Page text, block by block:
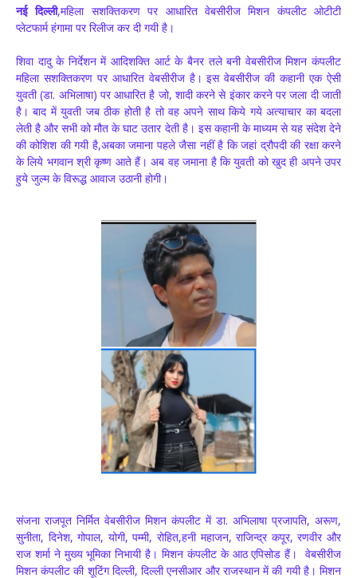
नई दिल्ली,महिला सशक्तिकरण पर आधारित वेबसीरीज मिशन कंपलीट ओटीटी
प्लेटफार्म हंगामा पर रिलीज कर दी गयी है।
शिवा दादु के निर्देशन में आदिशक्ति आर्ट के बैनर तले बनी वेबसीरीज मिशन कंपलीट
महिला सशक्तिकरण पर आधारित वेबसीरीज है। इस वेबसीरीज की कहानी एक ऐसी
युवती (डा. अभिलाषा) पर आधारित है जो, शादी करने से इंकार करने पर जला दी जाती
है। बाद में युवती जब ठीक होती है तो वह अपने साथ किये गये अत्याचार का बदला
लेती है और सभी को मौत के घाट उतार देती है। इस कहानी के माध्यम से यह संदेश देने
की कोशिश की गयी है,अबका जमाना पहले जैसा नहीं है कि जहां द्रौपदी की रक्षा करने
के लिये भगवान श्री कृष्ण आते हैं। अब वह जमाना है कि युवती को खुद ही अपने उपर
हुये जुल्म के विरूद्ध आवाज उठानी होगी।
संजना राजपूत निर्मित वेबसीरीज मिशन कंपलीट में डा. अभिलाषा प्रजापति, अरूण,
सुनीता, दिनेश, गोपाल, योगी, पम्मी, रोहित,हनी महाजन, राजिन्द्र कपूर, रणवीर और
राज शर्मा ने मुख्य भूमिका निभायी है। मिशन कंपलीट के आठ एपिसोड हैं। वेबसीरीज
मिशन कंपलीट की शूटिंग दिल्ली, दिल्ली एनसीआर और राजस्थान में की गयी है। मिशन